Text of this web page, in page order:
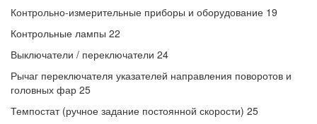
Контрольно-измерительные приборы и оборудование 19
Контрольные лампы 22
Выключатели / переключатели 24
Рычаг переключателя указателей направления поворотов и
головных фар 25
Темпостат (ручное задание постоянной скорости) 25